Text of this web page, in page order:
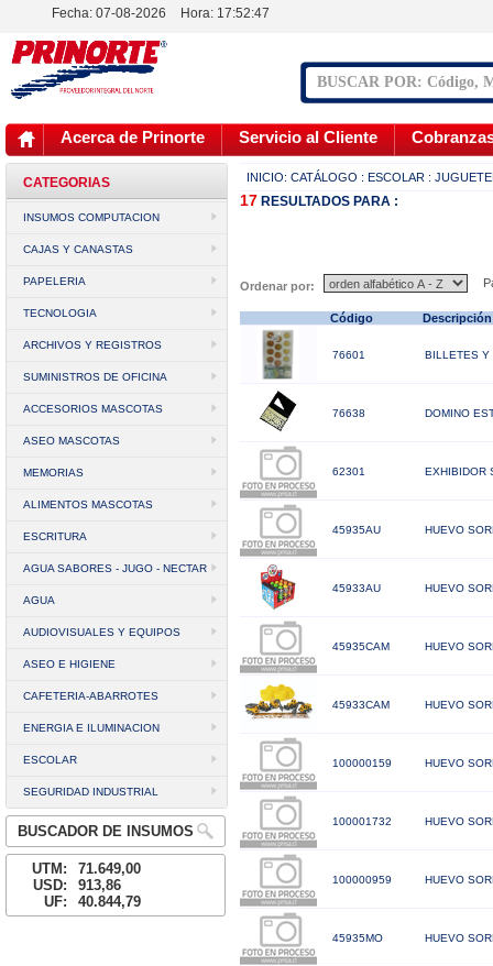
Fecha: 07-08-2026 Hora: 17:52:47
Acerca de Prinorte Servicio al Cliente
CATEGORIAS
INSUMOS COMPUTACION
CAJAS Y CANASTAS
PAPELERIA
TECNOLOGIA
ARCHIVOS Y REGISTROS
SUMINISTROS DE OFICINA
ACCESORIOS MASCOTAS
ASEO MASCOTAS
MEMORIAS
ALIMENTOS MASCOTAS
ESCRITURA
AGUA SABORES - JUGO - NECTAR
AGUA
AUDIOVISUALES Y EQUIPOS
ASEO E HIGIENE
CAFETERIA-ABARROTES
ENERGIA E ILUMINACION
ESCOLAR
SEGURIDAD INDUSTRIAL
BUSCADOR DE INSUMOS
UTM:
71.649,00
USD:
913,86
UF:
40.844,79
INICIO: CATÁLOGO : ESCOLAR :
17 RESULTADOS PARA :
Ordenar por:
Código
76601 BILLETES Y
76638 DOMINO
62301 EXHIBIDOR
45935AU HUEVO
45933AU HUEVO
45935CAM HUEVO
45933CAM HUEVO
100000159 HUEVO
100001732 HUEVO
100000959 HUEVO
45935MO HUEVO